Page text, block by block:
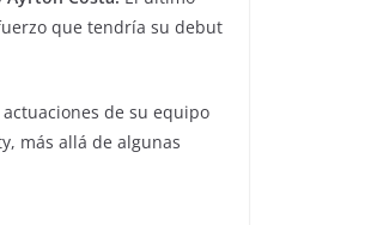
que tendría su debut
de su equipo
más allá de algunas